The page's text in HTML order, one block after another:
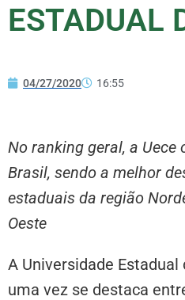
ESTADUAL
04/27/2020 16:55
No ranking geral, a Uece
Brasil, sendo a melhor
estaduais da região
Oeste
A Universidade
uma vez se destaca